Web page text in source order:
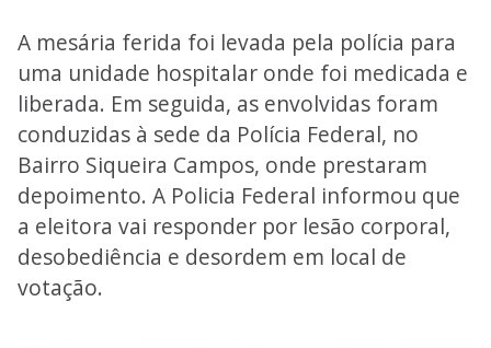
A mesária ferida foi levada pela polícia para
uma unidade hospitalar onde foi medicada e
liberada. Em seguida, as envolvidas foram
conduzidas à sede da Polícia Federal, no
Bairro Siqueira Campos, onde prestaram
depoimento. A Policia Federal informou que
a eleitora vai responder por lesão corporal,
desobediência e desordem em local de
votação.